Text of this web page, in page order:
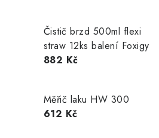
Čistič brzd 500ml flexi
straw 12ks balení Foxigy
882 Kč
Měřič laku HW 300
612 Kč